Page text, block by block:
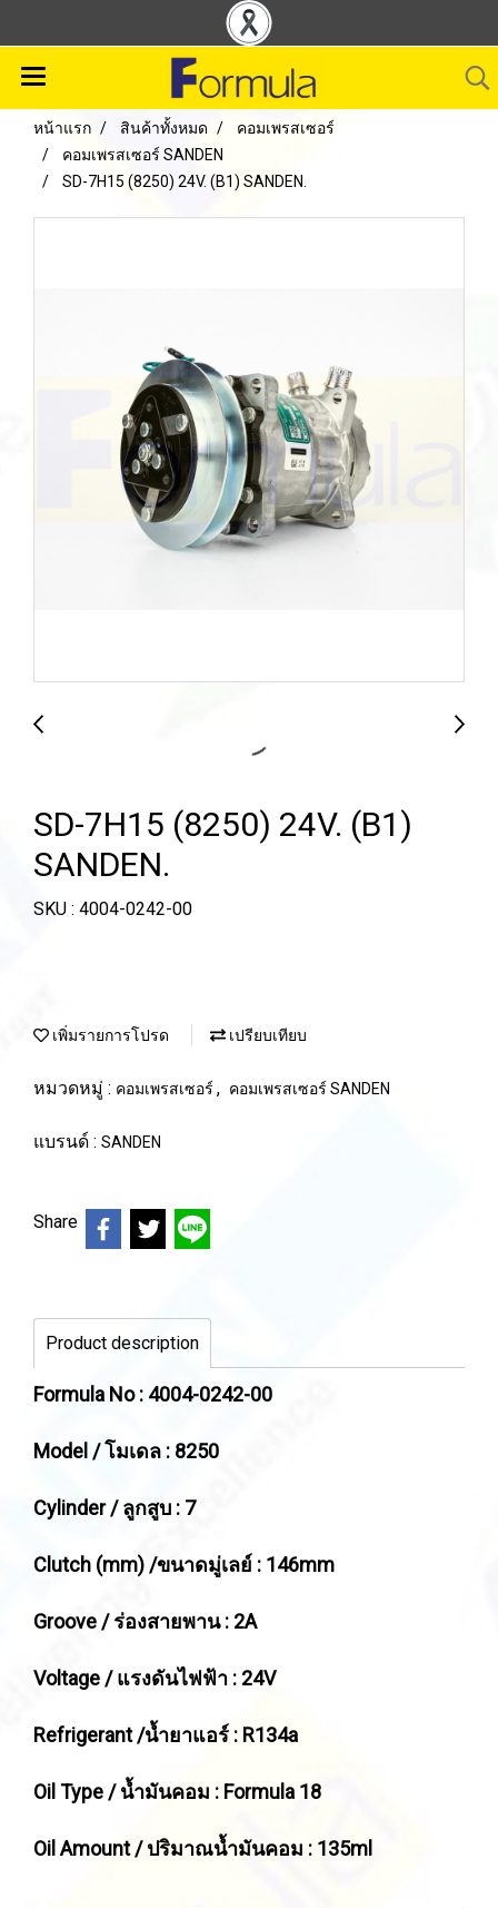
หน้าแรก สินค้าทั้งหมด
คอมเพรสเซอร์
คอมเพรสเซอร์ SANDEN
SD-7H15 (8250) 24V. (B1) SANDEN.
SD-7H15 (8250) 24V. (B1)
SANDEN.
SKU : 4004-0242-00
เพิ่มรายการโปรด เปรียบเทียบ
หมวดหมู่ : คอมเพรสเซอร์ , คอมเพรสเซอร์ SANDEN
แบรนด์ : SANDEN
Share
Product description
Formula No : 4004-0242-00
Model / โมเดล : 8250
Cylinder / ลูกสูบ : 7
Clutch (mm) /ขนาดมู่เลย์ : 146mm
Groove / ร่องสายพาน : 2A
Voltage / แรงดันไฟฟ้า : 24V
Refrigerant /น้ำยาแอร์ : R134a
Oil Type / น้ำมันคอม : Formula 18
Oil Amount / ปริมาณน้ำมันคอม : 135ml